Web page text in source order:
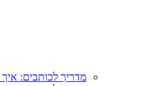
מדריך לכותבים: